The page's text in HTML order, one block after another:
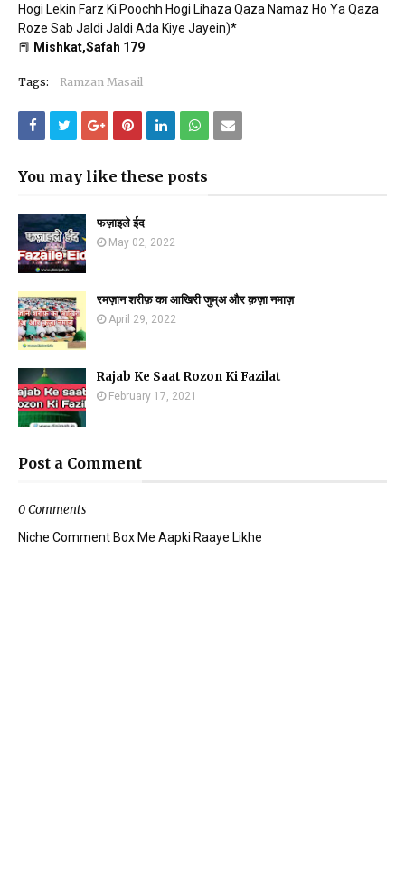
Hogi Lekin Farz Ki Poochh Hogi Lihaza Qaza Namaz Ho Ya Qaza
Roze Sab Jaldi Jaldi Ada Kiye Jayein)*
📕 Mishkat,Safah 179
Tags: Ramzan Masail
You may like these posts
फज़ाइले ईद
May 02, 2022
रमज़ान शरीफ़ का आखिरी जुम्अ और क़ज़ा नमाज़
April 29, 2022
Rajab Ke Saat Rozon Ki Fazilat
February 17, 2021
Post a Comment
0 Comments
Niche Comment Box Me Aapki Raaye Likhe